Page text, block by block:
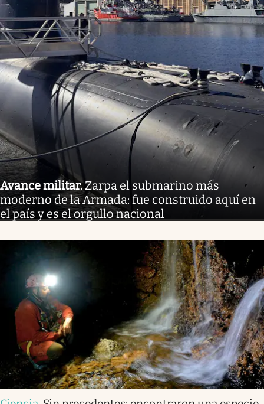
Avance militar.Zarpa el submarino más
moderno de la Armada: fue construido aquí en
el país y es el orgullo nacional